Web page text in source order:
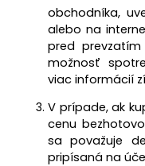
obchodníka,
alebo na
pred
možnosť
viac informácií
V prípade, ak
cenu
sa považuje
pripísaná na